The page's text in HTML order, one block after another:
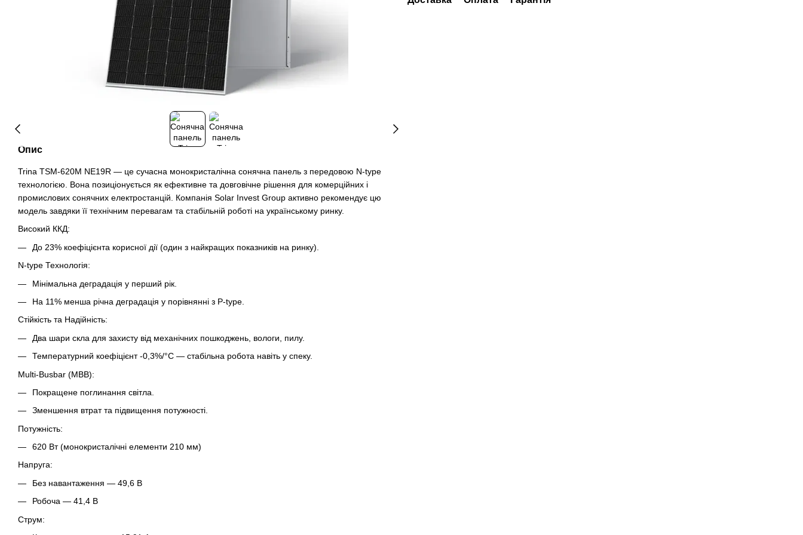
Опис
Trina TSM-620M NE19R — це сучасна монокристалічна сонячна панель з передовою N-type
технологією. Вона позиціонується як ефективне та довговічне рішення для комерційних і
промислових сонячних електростанцій. Компанія Solar Invest Group активно рекомендує цю
модель завдяки її технічним перевагам та стабільній роботі на українському ринку.
Високий ККД:
До 23% коефіцієнта корисної дії (один з найкращих показників на ринку).
N-type Технологія:
Мінімальна деградація у перший рік.
На 11% менша річна деградація у порівнянні з P-type.
Стійкість та Надійність:
Два шари скла для захисту від механічних пошкоджень, вологи, пилу.
Температурний коефіцієнт -0,3%/°C — стабільна робота навіть у спеку.
Multi-Busbar (MBB):
Покращене поглинання світла.
Зменшення втрат та підвищення потужності.
Потужність:
620 Вт (монокристалічні елементи 210 мм)
Напруга:
Без навантаження — 49,6 В
Робоча — 41,4 В
Струм: